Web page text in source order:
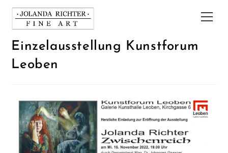
Einzelausstellung Kunstforum
Leoben